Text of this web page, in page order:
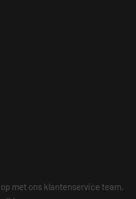
met ons klantenservice team.